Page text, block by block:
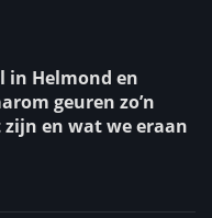
in Helmond en
geuren zo’n
en wat we eraan